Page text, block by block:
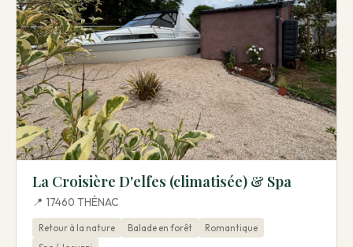
La Croisière D'elfes (climatisée) & Spa
📍 17460 THÉNAC
Retour à la nature Balade en forêt
Romantique